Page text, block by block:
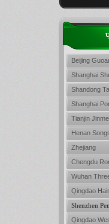
Beijing
Shanghai
Shandong
Shanghai
Tianjin
Henan
Zhejiang
Chengdu
Wuhan
Qingdao
Shenzhen
Qingdao